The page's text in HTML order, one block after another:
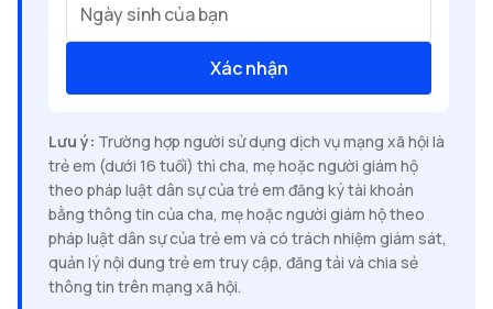
Ngày sinh của bạn
Xác nhận
Lưu ý: Trường hợp người sử dụng dịch vụ mạng xã hội là
trẻ em (dưới 16 tuổi) thì cha, mẹ hoặc người giám hộ
theo pháp luật dân sự của trẻ em đăng ký tài khoản
bằng thông tin của cha, mẹ hoặc người giám hộ theo
pháp luật dân sự của trẻ em và có trách nhiệm giám sát,
quản lý nội dung trẻ em truy cập, đăng tải và chia sẻ
thông tin trên mạng xã hội.